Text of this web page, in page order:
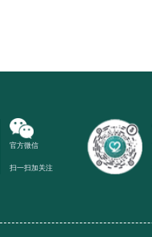
官方微信
扫一扫加关注